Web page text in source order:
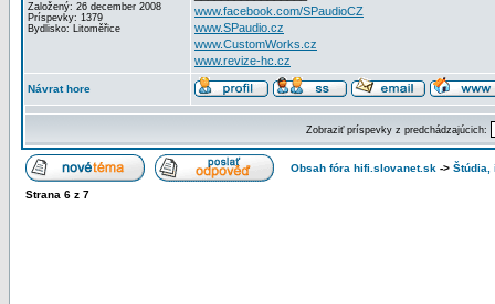
Založený: 26 december 2008
Príspevky: 1379
Bydlisko: Litoměřice
www.facebook.com/SPaudioCZ
www.SPaudio.cz
www.CustomWorks.cz
www.revize-hc.cz
Návrat hore
Zobraziť príspevky z predchádzajúcich:
Obsah fóra hifi.slovanet.sk -> Štúdia,
Strana 6 z 7